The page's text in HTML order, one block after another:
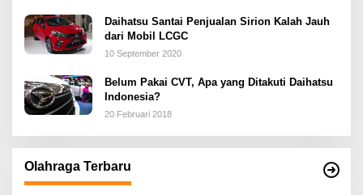
Daihatsu Santai Penjualan Sirion Kalah Jauh
dari Mobil LCGC
10 September 2020
Belum Pakai CVT, Apa yang Ditakuti Daihatsu
Indonesia?
20 Februari 2018
Olahraga Terbaru